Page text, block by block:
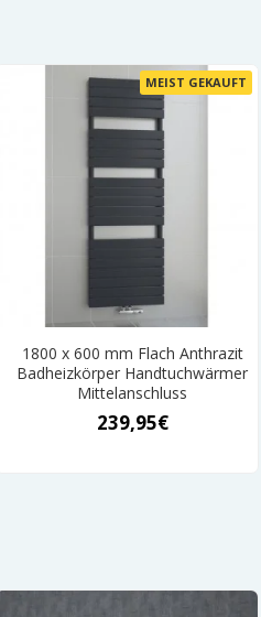
MEIST GEKAUFT
1800 x 600 mm Flach Anthrazit
Badheizkörper Handtuchwärmer
Mittelanschluss
239,95€